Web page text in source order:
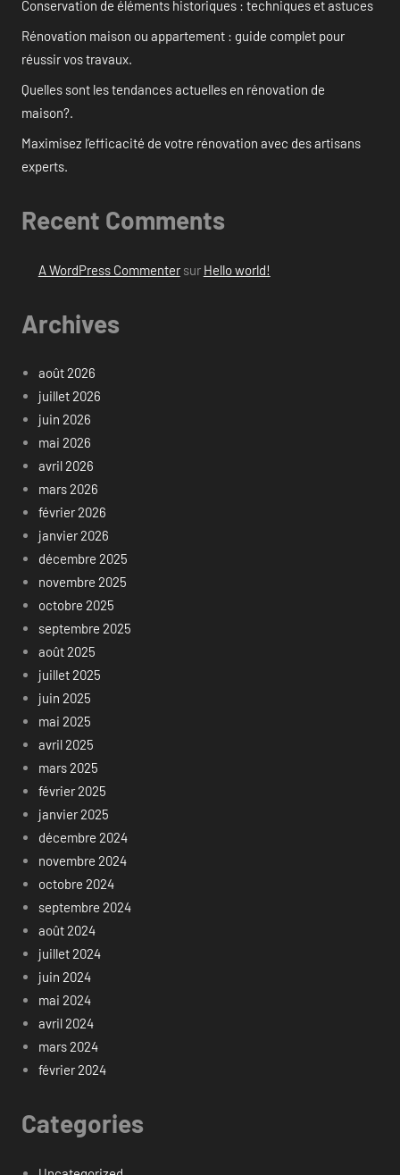
Conservation de éléments historiques : techniques et astuces
Rénovation maison ou appartement : guide complet pour
réussir vos travaux.
Quelles sont les tendances actuelles en rénovation de
maison?.
Maximisez l’efficacité de votre rénovation avec des artisans
experts.
Recent Comments
A WordPress Commentersur Hello world!
Archives
août 2026
juillet 2026
juin 2026
mai 2026
avril 2026
mars 2026
février 2026
janvier 2026
décembre 2025
novembre 2025
octobre 2025
septembre 2025
août 2025
juillet 2025
juin 2025
mai 2025
avril 2025
mars 2025
février 2025
janvier 2025
décembre 2024
novembre 2024
octobre 2024
septembre 2024
août 2024
juillet 2024
juin 2024
mai 2024
avril 2024
mars 2024
février 2024
Categories